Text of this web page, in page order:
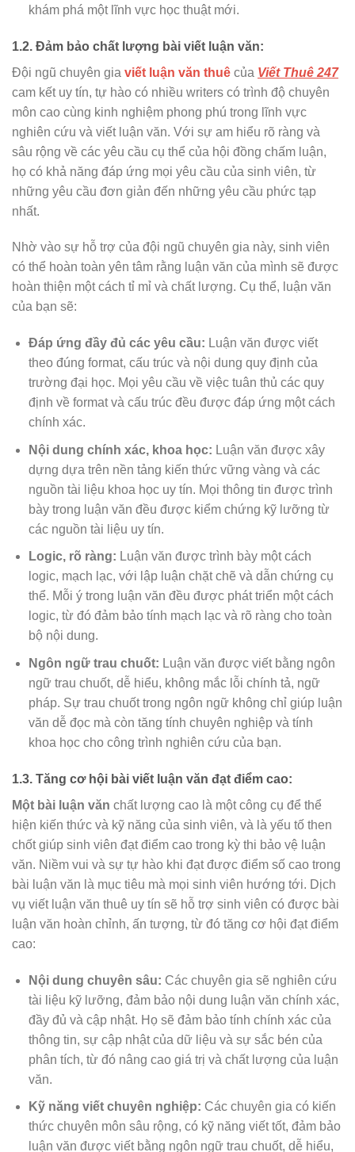
khám phá một lĩnh vực học thuật mới.
1.2. Đảm bảo chất lượng bài viết luận văn:
Đội ngũ chuyên gia viết luận văn thuê của Viết Thuê 247
cam kết uy tín, tự hào có nhiều writers có trình độ chuyên
môn cao cùng kinh nghiệm phong phú trong lĩnh vực
nghiên cứu và viết luận văn. Với sự am hiểu rõ ràng và
sâu rộng về các yêu cầu cụ thể của hội đồng chấm luận,
họ có khả năng đáp ứng mọi yêu cầu của sinh viên, từ
những yêu cầu đơn giản đến những yêu cầu phức tạp
nhất.
Nhờ vào sự hỗ trợ của đội ngũ chuyên gia này, sinh viên
có thể hoàn toàn yên tâm rằng luận văn của mình sẽ được
hoàn thiện một cách tỉ mỉ và chất lượng. Cụ thể, luận văn
của bạn sẽ:
Đáp ứng đầy đủ các yêu cầu: Luận văn được viết
theo đúng format, cấu trúc và nội dung quy định của
trường đại học. Mọi yêu cầu về việc tuân thủ các quy
định về format và cấu trúc đều được đáp ứng một cách
chính xác.
Nội dung chính xác, khoa học: Luận văn được xây
dựng dựa trên nền tảng kiến thức vững vàng và các
nguồn tài liệu khoa học uy tín. Mọi thông tin được trình
bày trong luận văn đều được kiểm chứng kỹ lưỡng từ
các nguồn tài liệu uy tín.
Logic, rõ ràng: Luận văn được trình bày một cách
logic, mạch lạc, với lập luận chặt chẽ và dẫn chứng cụ
thể. Mỗi ý trong luận văn đều được phát triển một cách
logic, từ đó đảm bảo tính mạch lạc và rõ ràng cho toàn
bộ nội dung.
Ngôn ngữ trau chuốt: Luận văn được viết bằng ngôn
ngữ trau chuốt, dễ hiểu, không mắc lỗi chính tả, ngữ
pháp. Sự trau chuốt trong ngôn ngữ không chỉ giúp luận
văn dễ đọc mà còn tăng tính chuyên nghiệp và tính
khoa học cho công trình nghiên cứu của bạn.
1.3. Tăng cơ hội bài viết luận văn đạt điểm cao:
Một bài luận văn chất lượng cao là một công cụ để thể
hiện kiến thức và kỹ năng của sinh viên, và là yếu tố then
chốt giúp sinh viên đạt điểm cao trong kỳ thi bảo vệ luận
văn. Niềm vui và sự tự hào khi đạt được điểm số cao trong
bài luận văn là mục tiêu mà mọi sinh viên hướng tới. Dịch
vụ viết luận văn thuê uy tín sẽ hỗ trợ sinh viên có được bài
luận văn hoàn chỉnh, ấn tượng, từ đó tăng cơ hội đạt điểm
cao:
Nội dung chuyên sâu: Các chuyên gia sẽ nghiên cứu
tài liệu kỹ lưỡng, đảm bảo nội dung luận văn chính xác,
đầy đủ và cập nhật. Họ sẽ đảm bảo tính chính xác của
thông tin, sự cập nhật của dữ liệu và sự sắc bén của
phân tích, từ đó nâng cao giá trị và chất lượng của luận
văn.
Kỹ năng viết chuyên nghiệp: Các chuyên gia có kiến
thức chuyên môn sâu rộng, có kỹ năng viết tốt, đảm bảo
luận văn được viết bằng ngôn ngữ trau chuốt, dễ hiểu,